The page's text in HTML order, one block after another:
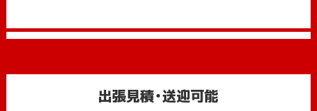
出張見積・送迎可能